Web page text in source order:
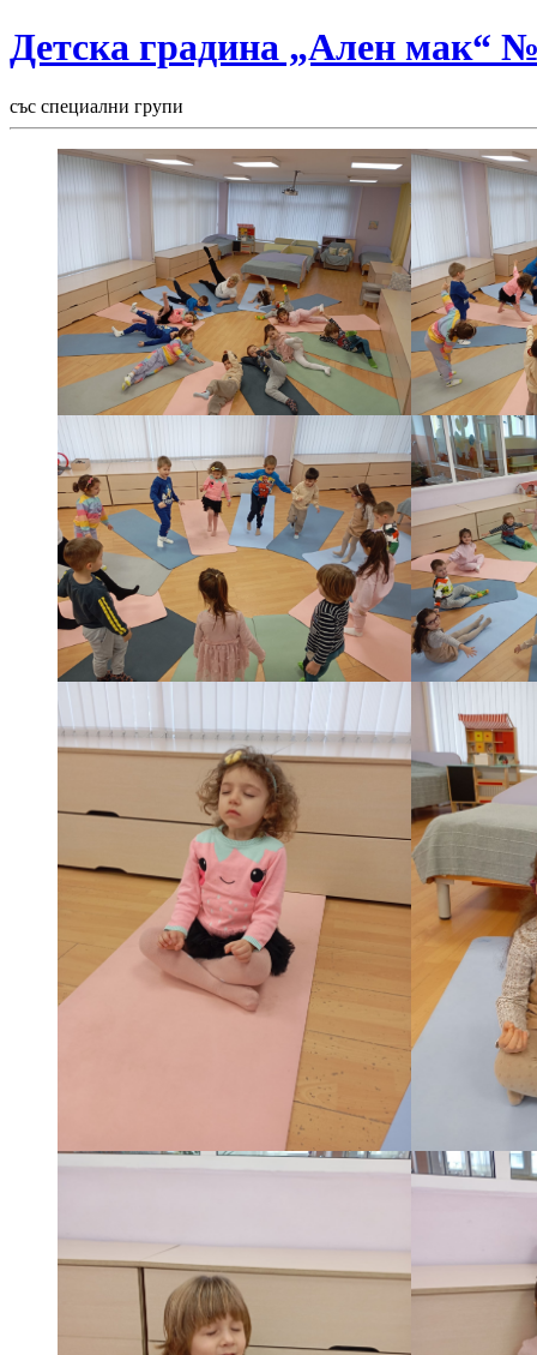
Детска градина „Ален мак“
със специални групи